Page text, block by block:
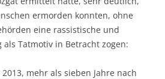
ermorden konnten, ohne
eine rassistische und
als Tatmotiv in Betracht zogen:
mehr als sieben Jahre nach